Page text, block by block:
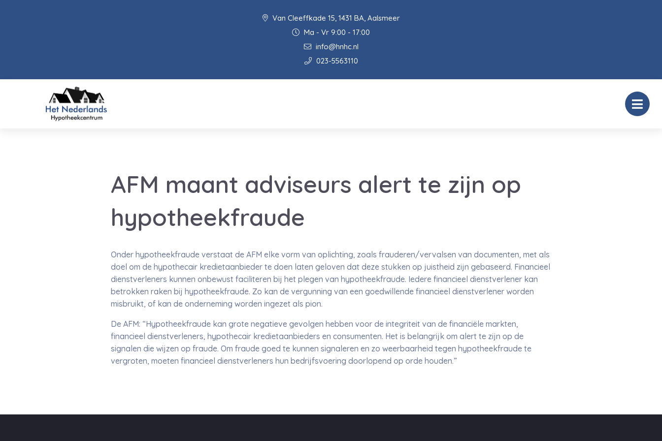
Van Cleeffkade 15, 1431 BA, Aalsmeer
Ma - Vr 9:00 - 17:00
info@hnhc.nl
023-5563110
AFM maant adviseurs alert te zijn op
hypotheekfraude
Onder hypotheekfraude verstaat de AFM elke vorm van oplichting, zoals frauderen/vervalsen van documenten, met als
doel om de hypothecair kredietaanbieder te doen laten geloven dat deze stukken op juistheid zijn gebaseerd. Financieel
dienstverleners kunnen onbewust faciliteren bij het plegen van hypotheekfraude. Iedere financieel dienstverlener kan
betrokken raken bij hypotheekfraude. Zo kan de vergunning van een goedwillende financieel dienstverlener worden
misbruikt, of kan de onderneming worden ingezet als pion.
De AFM: “Hypotheekfraude kan grote negatieve gevolgen hebben voor de integriteit van de financiële markten,
financieel dienstverleners, hypothecair kredietaanbieders en consumenten. Het is belangrijk om alert te zijn op de
signalen die wijzen op fraude. Om fraude goed te kunnen signaleren en zo weerbaarheid tegen hypotheekfraude te
vergroten, moeten financieel dienstverleners hun bedrijfsvoering doorlopend op orde houden.”